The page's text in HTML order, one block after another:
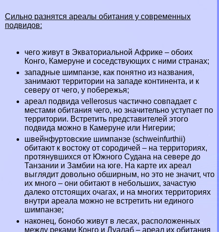
Сильно разнятся ареалы обитания у современных
подвидов:
чего живут в Экваториальной Африке – обоих
Конго, Камеруне и соседствующих с ними странах;
западные шимпанзе, как понятно из названия,
занимают территории на западе континента, и к
северу от чего, у побережья;
ареал подвида vellerosus частично совпадает с
местами обитания чего, но значительно уступает по
территории. Встретить представителей этого
подвида можно в Камеруне или Нигерии;
швейнфуртовские шимпанзе (schweinfurthii)
обитают к востоку от сородичей – на территориях,
протянувшихся от Южного Судана на севере до
Танзании и Замбии на юге. На карте их ареал
выглядит довольно обширным, но это не значит, что
их много – они обитают в небольших, зачастую
далеко отстоящих очагах, и на многих территориях
внутри ареала можно не встретить ни единого
шимпанзе;
наконец, бонобо живут в лесах, расположенных
между реками Конго и Луалаб – ареал их обитания